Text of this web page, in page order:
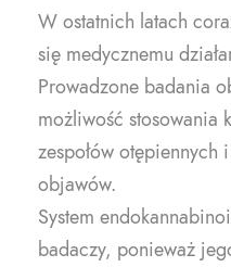
W ostatnich latach
się medycznemu
Prowadzone badania
możliwość stosowania
zespołów otępiennych
objawów.
System
badaczy, ponieważ